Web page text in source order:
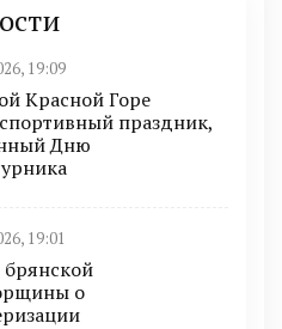
19:09
Красной Горе
праздник,
Дню
19:01
о